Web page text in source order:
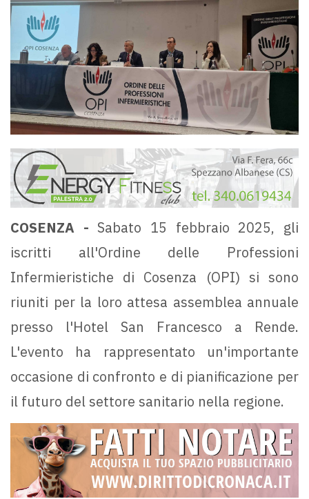
COSENZA - Sabato 15 febbraio 2025, gli
iscritti all'Ordine delle Professioni
Infermieristiche di Cosenza (OPI) si sono
riuniti per la loro attesa assemblea annuale
presso l'Hotel San Francesco a Rende.
L'evento ha rappresentato un'importante
occasione di confronto e di pianificazione per
il futuro del settore sanitario nella regione.